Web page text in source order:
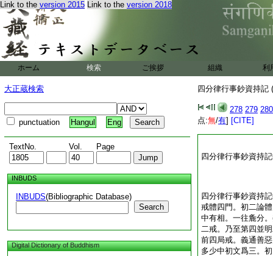
Link to the version 2015 Link to the version 2018
ホーム 検索 ご挨拶 組織 利
大正蔵検索
punctuation Hangul Eng
TextNo. Vol. Page
INBUDS
INBUDS(Bibliographic Database)
Search
Digital Dictionary of Buddhism
四分律行事鈔資持記
278 279 280
点:無/有] [CITE]
四分律行事鈔資持
四分律行事鈔資持
戒體四門。初二論
中有相。一往麁分
二戒。乃至第四並
前四局戒。義通善
多少中初文爲三。